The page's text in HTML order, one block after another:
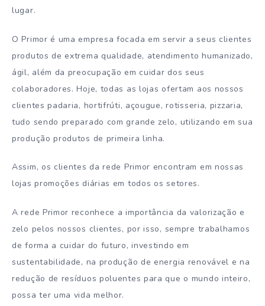
lugar.
O Primor é uma empresa focada em servir a seus clientes
produtos de extrema qualidade, atendimento humanizado,
ágil, além da preocupação em cuidar dos seus
colaboradores. Hoje, todas as lojas ofertam aos nossos
clientes padaria, hortifrúti, açougue, rotisseria, pizzaria,
tudo sendo preparado com grande zelo, utilizando em sua
produção produtos de primeira linha.
Assim, os clientes da rede Primor encontram em nossas
lojas promoções diárias em todos os setores.
A rede Primor reconhece a importância da valorização e
zelo pelos nossos clientes, por isso, sempre trabalhamos
de forma a cuidar do futuro, investindo em
sustentabilidade, na produção de energia renovável e na
redução de resíduos poluentes para que o mundo inteiro,
possa ter uma vida melhor.